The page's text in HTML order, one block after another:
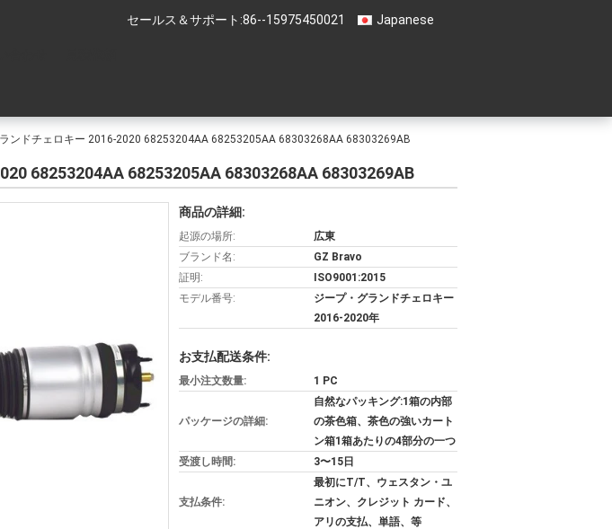
Japanese
セールス＆サポート:86--15975450021
ンドチェロキー 2016-2020 68253204AA 68253205AA 68303268AA 68303269AB
68253204AA 68253205AA 68303268AA 68303269AB
商品の詳細:
起源の場所:
広東
ブランド名:
GZ Bravo
証明:
ISO9001:2015
モデル番号:
ジープ・グランドチェロキー
2016-2020年
お支払配送条件:
最小注文数量: 1 PC
パッケージの詳細:
自然なパッキング:1箱の内部
の茶色箱、茶色の強いカート
ン箱1箱あたりの4部分の一つ
受渡し時間:
3〜15日
支払条件:
最初にT/T、ウェスタン・ユ
ニオン、クレジット カード、
アリの支払、単語、等